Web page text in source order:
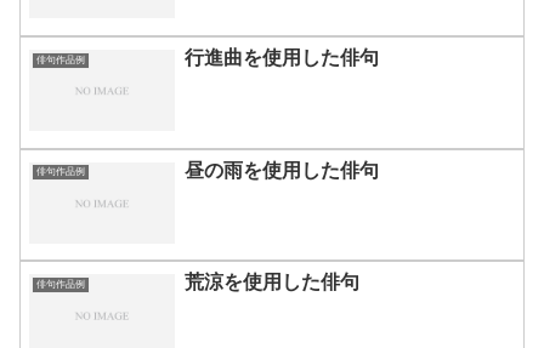
俳句作品例 行進曲を使用した俳句
俳句作品例 昼の雨を使用した俳句
俳句作品例 荒涼を使用した俳句